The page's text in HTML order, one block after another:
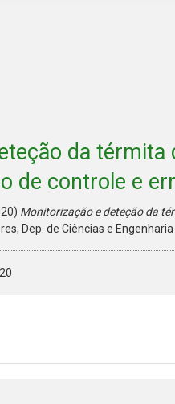
da
de controle e
Monitorização e deteção da
Dep. de Ciências e